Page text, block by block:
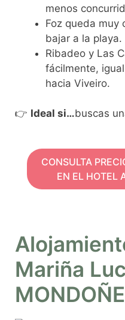
menos
Foz queda muy
bajar a la playa.
Ribadeo y Las
fácilmente,
hacia Viveiro.
👉 Ideal si…buscas
CONSULTA
EN EL HOTEL
Mariña